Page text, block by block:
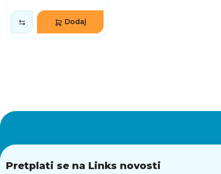
Dodaj
Pretplati se na Links novosti